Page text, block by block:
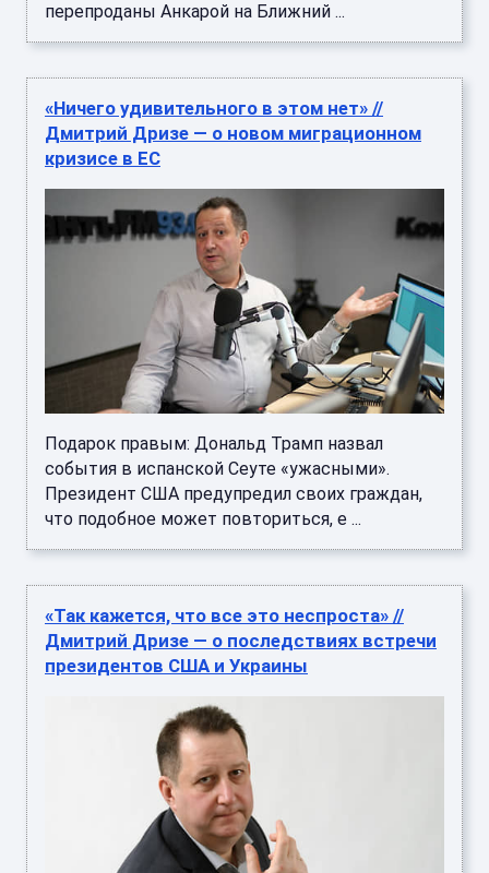
перепроданы Анкарой на Ближний ...
«Ничего удивительного в этом нет» //
Дмитрий Дризе — о новом миграционном
кризисе в ЕС
Подарок правым: Дональд Трамп назвал
события в испанской Сеуте «ужасными».
Президент США предупредил своих граждан,
что подобное может повториться, е ...
«Так кажется, что все это неспроста» //
Дмитрий Дризе — о последствиях встречи
президентов США и Украины